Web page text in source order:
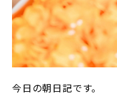
今日の朝日記です。